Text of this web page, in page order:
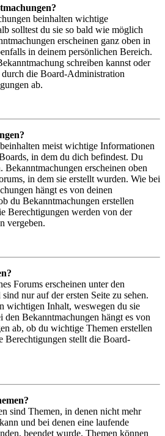
beinhalten wichtige
solltest du sie so bald wie möglich
erscheinen ganz oben in
in deinem persönlichen Bereich.
schreiben kannst oder
die Board-Administration
ab.
meist wichtige Informationen
in dem du dich befindest. Du
Bekanntmachungen erscheinen oben
in dem sie erstellt wurden. Wie bei
hängt es von deinen
du Bekanntmachungen erstellen
Berechtigungen werden von der
vergeben.
Forums erscheinen unter den
nur auf der ersten Seite zu sehen.
wichtigen Inhalt, weswegen du sie
den Bekanntmachungen hängt es von
ab, ob du wichtige Themen erstellen
Berechtigungen stellt die Board-
sind Themen, in denen nicht mehr
und bei denen eine laufende
beendet wurde. Themen können